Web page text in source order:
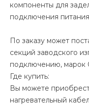
компоненты для
подключения
По заказу может
секций заводского
подключению,
Где купить:
Вы можете
нагревательный